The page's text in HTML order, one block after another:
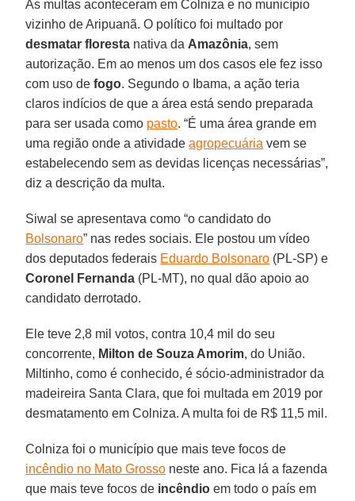
As multas aconteceram em Colniza e no município
vizinho de Aripuanã. O político foi multado por
desmatar floresta nativa daAmazônia, sem
autorização. Em ao menos um dos casos ele fez isso
com uso defogo. Segundo o Ibama, a ação teria
claros indícios de que a área está sendo preparada
para ser usada como pasto. “É uma área grande em
uma região onde a atividadeagropecuária vem se
estabelecendo sem as devidas licenças necessárias”,
diz a descrição da multa.
Siwal se apresentava como “o candidato do
Bolsonaro” nas redes sociais. Ele postou um vídeo
dos deputados federais Eduardo Bolsonaro (PL-SP) e
Coronel Fernanda (PL-MT), no qual dão apoio ao
candidato derrotado.
Ele teve 2,8 mil votos, contra 10,4 mil do seu
concorrente, Milton de Souza Amorim, do União.
Miltinho, como é conhecido, é sócio-administrador da
madeireira Santa Clara, que foi multada em 2019 por
desmatamento em Colniza. A multa foi de R$ 11,5 mil.
Colniza foi o município que mais teve focos de
incêndio no Mato Grosso neste ano. Fica lá a fazenda
que mais teve focos de incêndio em todo o país em